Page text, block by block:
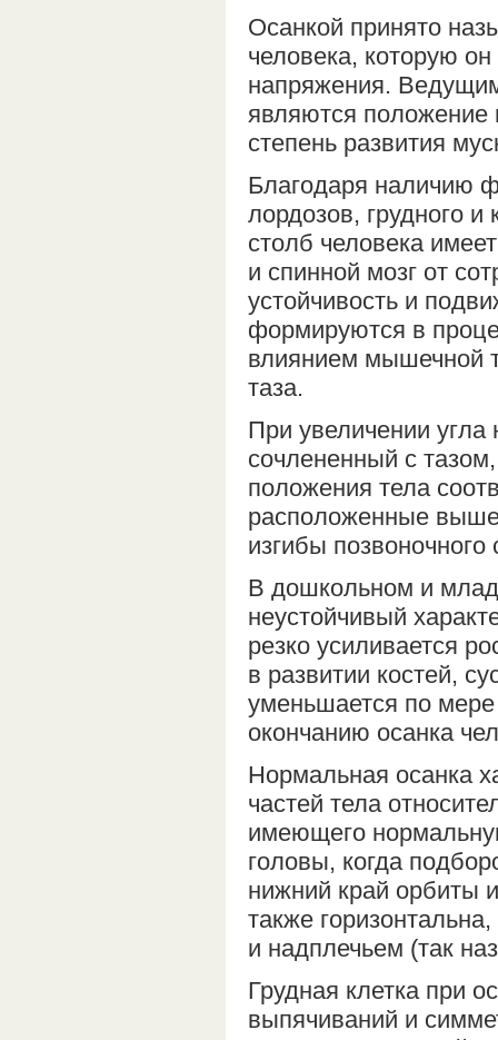
Осанкой принято
человека, которую
напряжения.
являются положение
степень развития
Благодаря наличию
лордозов, грудного
столб человека
и спинной мозг от
устойчивость и
формируются в
влиянием мышечной
таза.
При увеличении
сочлененный с
положения тела
расположенные
изгибы
В дошкольном и
неустойчивый
резко усиливается
в развитии костей,
уменьшается по мере
окончанию осанка
Нормальная осанка
частей тела
имеющего
головы, когда
нижний край орбиты
также
и надплечьем (так
Грудная клетка при
выпячиваний и